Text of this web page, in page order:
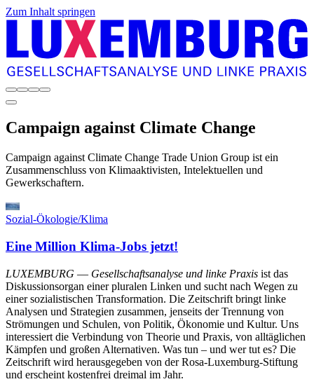
Zum Inhalt springen
Campaign against Climate Change
Campaign against Climate Change Trade Union Group ist ein
Zusammenschluss von Klimaaktivisten, Intelektuellen und
Gewerkschaftern.
Sozial-Ökologie/Klima
Eine Million Klima-Jobs jetzt!
LUXEMBURG — Gesellschaftsanalyse und linke Praxis ist das
Diskussionsorgan einer pluralen Linken und sucht nach Wegen zu
einer sozialistischen Transformation. Die Zeitschrift bringt linke
Analysen und Strategien zusammen, jenseits der Trennung von
Strömungen und Schulen, von Politik, Ökonomie und Kultur. Uns
interessiert die Verbindung von Theorie und Praxis, von alltäglichen
Kämpfen und großen Alternativen. Was tun – und wer tut es? Die
Zeitschrift wird herausgegeben von der Rosa-Luxemburg-Stiftung
und erscheint kostenfrei dreimal im Jahr.